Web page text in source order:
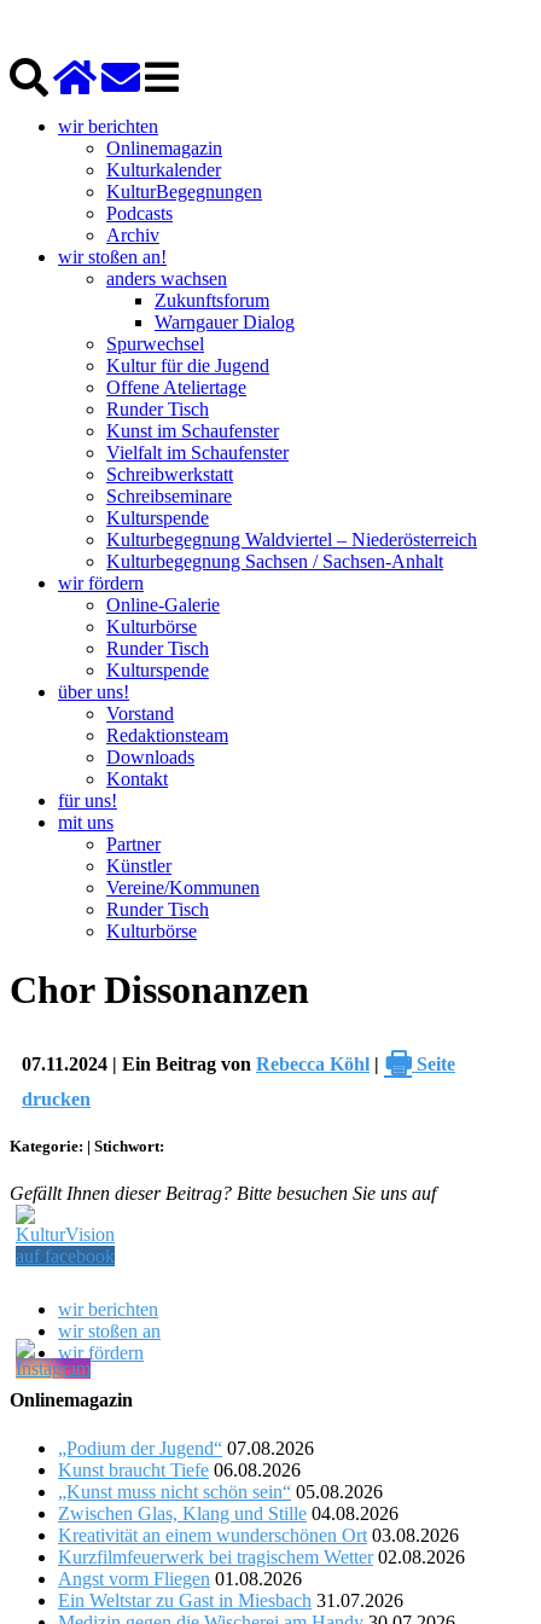
wir berichten
Onlinemagazin
Kulturkalender
KulturBegegnungen
Podcasts
Archiv
wir stoßen an!
anders wachsen
Zukunftsforum
Warngauer Dialog
Spurwechsel
Kultur für die Jugend
Offene Ateliertage
Runder Tisch
Kunst im Schaufenster
Vielfalt im Schaufenster
Schreibwerkstatt
Schreibseminare
Kulturspende
Kulturbegegnung Waldviertel – Niederösterreich
Kulturbegegnung Sachsen / Sachsen-Anhalt
wir fördern
Online-Galerie
Kulturbörse
Runder Tisch
Kulturspende
über uns!
Vorstand
Redaktionsteam
Downloads
Kontakt
für uns!
mit uns
Partner
Künstler
Vereine/Kommunen
Runder Tisch
Kulturbörse
Chor Dissonanzen
07.11.2024 | Ein Beitrag von Rebecca Köhl | 🖶 Seite
drucken
Kategorie: | Stichwort:
Gefällt Ihnen dieser Beitrag? Bitte besuchen Sie uns auf
wir berichten
wir stoßen an
wir fördern
Onlinemagazin
„Podium der Jugend“ 07.08.2026
Kunst braucht Tiefe 06.08.2026
„Kunst muss nicht schön sein“ 05.08.2026
Zwischen Glas, Klang und Stille 04.08.2026
Kreativität an einem wunderschönen Ort 03.08.2026
Kurzfilmfeuerwerk bei tragischem Wetter 02.08.2026
Angst vorm Fliegen 01.08.2026
Ein Weltstar zu Gast in Miesbach 31.07.2026